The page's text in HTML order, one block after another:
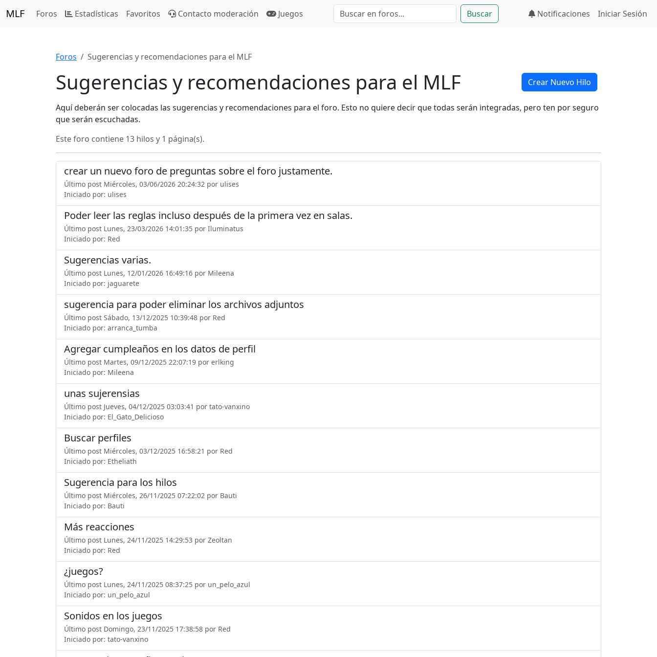
MLF Foros Estadísticas Favoritos Contacto moderación Juegos Buscar Notificaciones Iniciar Sesión
Foros Sugerencias y recomendaciones para el MLF
Sugerencias y recomendaciones para el MLF Crear Nuevo Hilo
Aquí deberán ser colocadas las sugerencias y recomendaciones para el foro. Esto no quiere decir que todas serán integradas, pero ten por seguro
que serán escuchadas.
Este foro contiene 13 hilos y 1 página(s).
crear un nuevo foro de preguntas sobre el foro justamente.
Último post Miércoles, 03/06/2026 20:24:32 por ulises
Iniciado por: ulises
Poder leer las reglas incluso después de la primera vez en salas.
Último post Lunes, 23/03/2026 14:01:35 por Iluminatus
Iniciado por: Red
Sugerencias varias.
Último post Lunes, 12/01/2026 16:49:16 por Mileena
Iniciado por: jaguarete
sugerencia para poder eliminar los archivos adjuntos
Último post Sábado, 13/12/2025 10:39:48 por Red
Iniciado por: arranca_tumba
Agregar cumpleaños en los datos de perfil
Último post Martes, 09/12/2025 22:07:19 por erlking
Iniciado por: Mileena
unas sujerensias
Último post Jueves, 04/12/2025 03:03:41 por tato-vanxino
Iniciado por: El_Gato_Delicioso
Buscar perfiles
Último post Miércoles, 03/12/2025 16:58:21 por Red
Iniciado por: Etheliath
Sugerencia para los hilos
Último post Miércoles, 26/11/2025 07:22:02 por Bauti
Iniciado por: Bauti
Más reacciones
Último post Lunes, 24/11/2025 14:29:53 por Zeoltan
Iniciado por: Red
¿juegos?
Último post Lunes, 24/11/2025 08:37:25 por un_pelo_azul
Iniciado por: un_pelo_azul
Sonidos en los juegos
Último post Domingo, 23/11/2025 17:38:58 por Red
Iniciado por: tato-vanxino